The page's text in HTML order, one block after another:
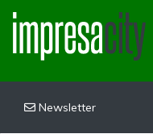
Newsletter